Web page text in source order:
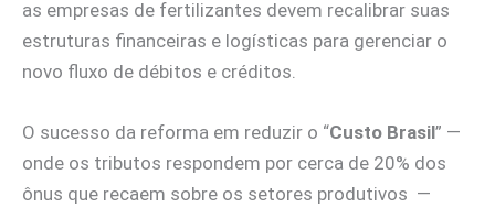
as empresas de fertilizantes devem recalibrar suas
estruturas financeiras e logísticas para gerenciar o
novo fluxo de débitos e créditos.
O sucesso da reforma em reduzir o “Custo Brasil” —
onde os tributos respondem por cerca de 20% dos
ônus que recaem sobre os setores produtivos —